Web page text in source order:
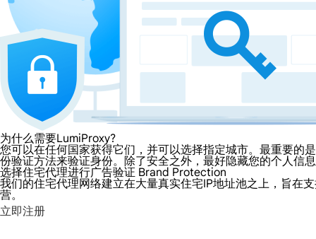
为什么需要LumiProxy?
您可以在任何国家获得它们，并可以选择指定城市。最重要的
份验证方法来验证身份。除了安全之外，最好隐藏您的个人信
选择住宅代理进行广告验证 Brand Protection
我们的住宅代理网络建立在大量真实住宅IP地址池之上，旨在
营。
立即注册